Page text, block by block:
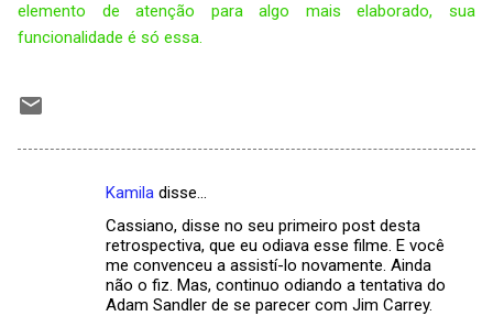
elemento de atenção para algo mais elaborado, sua
funcionalidade é só essa.
Kamila disse…
Cassiano, disse no seu primeiro post desta
retrospectiva, que eu odiava esse filme. E você
me convenceu a assistí-lo novamente. Ainda
não o fiz. Mas, continuo odiando a tentativa do
Adam Sandler de se parecer com Jim Carrey.